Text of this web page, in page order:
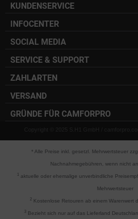
KUNDENSERVICE
INFOCENTER
SOCIAL MEDIA
SERVICE & SUPPORT
ZAHLARTEN
VERSAND
GRÜNDE FÜR CAMFORPRO
Copyright © 2025 S.H1 GmbH /
* Alle Preise inkl. gesetzl. Mehrwertsteuer
Nachnahmegebühren, wenn nicht
aktuelle oder ehemalige unverbindliche
Mehrwertsteuer
2Kostenlose Retouren ab einem Warenwert
3 Bezieht sich nur auf das Lieferland